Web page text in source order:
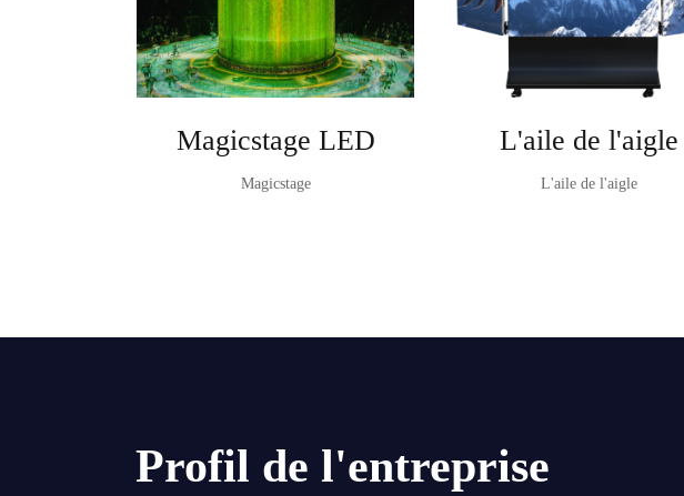
Magicstage LED
Magicstage
L'aile de l'aigle
L'aile de l'aigle
Profil de l'entreprise